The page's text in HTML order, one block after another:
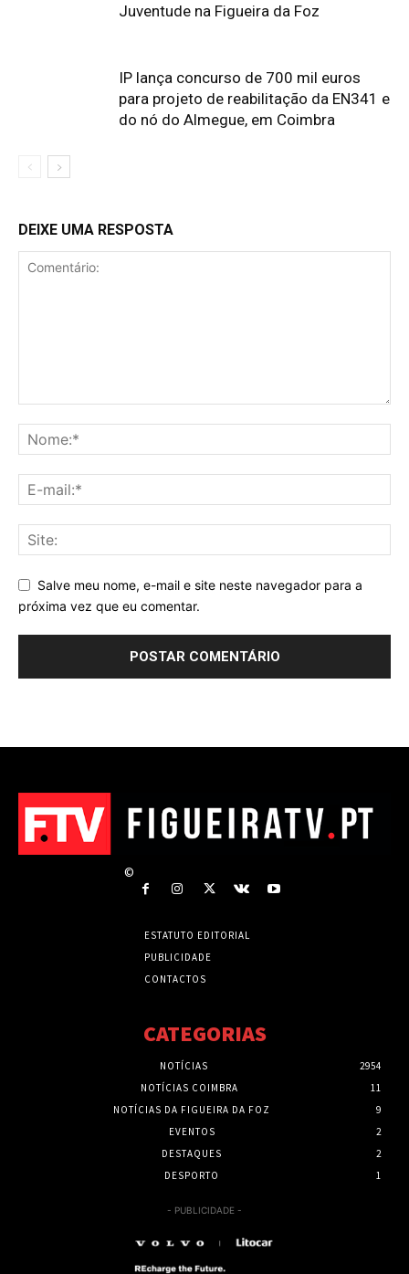
Juventude na Figueira da Foz
IP lança concurso de 700 mil euros
para projeto de reabilitação da EN341 e
do nó do Almegue, em Coimbra
DEIXE UMA RESPOSTA
Salve meu nome, e-mail e site neste navegador para a
próxima vez que eu comentar.
©
ESTATUTO EDITORIAL
PUBLICIDADE
CONTACTOS
CATEGORIAS
NOTÍCIAS
2954
NOTÍCIAS COIMBRA
11
NOTÍCIAS DA FIGUEIRA DA FOZ
9
EVENTOS
2
DESTAQUES
2
DESPORTO
1
- PUBLICIDADE -